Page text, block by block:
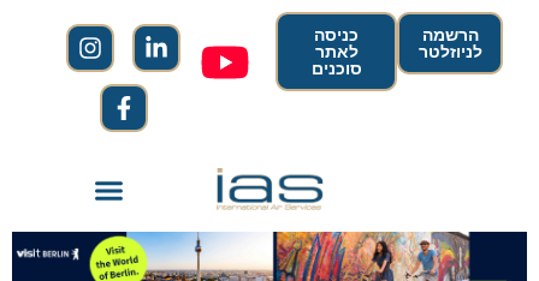
הרשמה
לניוזלטר
כניסה
לאתר
סוכנים